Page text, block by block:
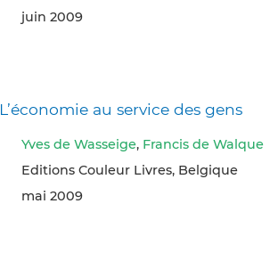
juin 2009
L’économie au service des gens
Yves de Wasseige, Francis de Walque
Editions Couleur Livres, Belgique
mai 2009